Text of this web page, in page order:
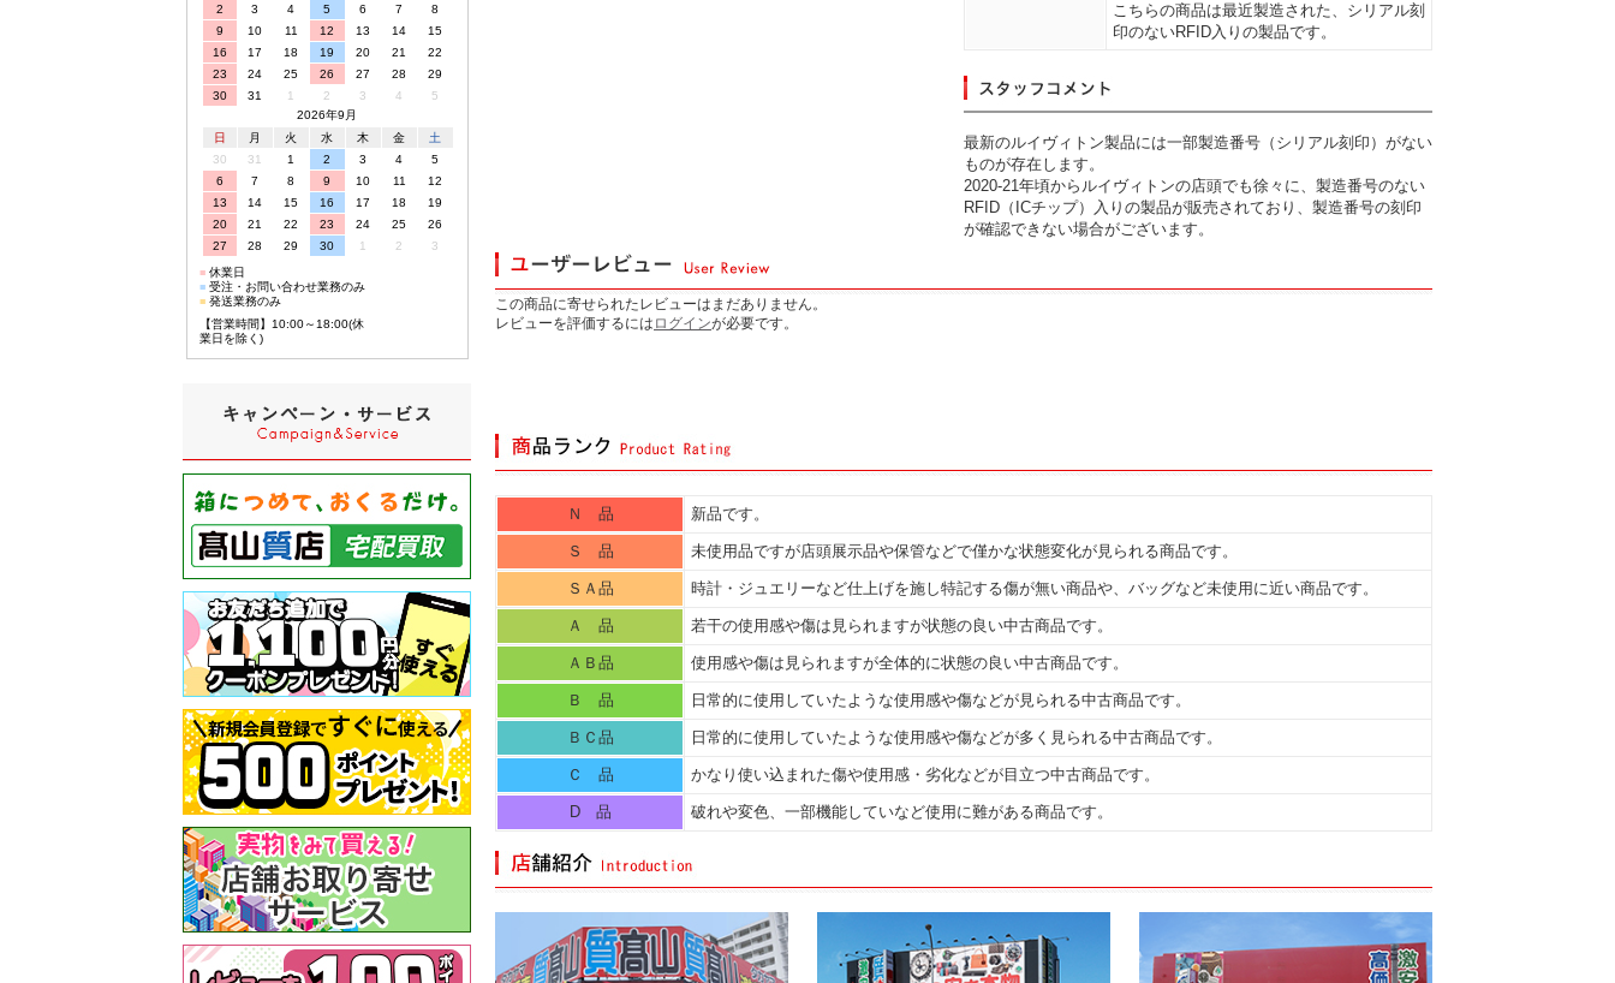
こちらの商品は最近製造された、シリアル刻
印のないRFID入りの製品です。
最新のルイヴィトン製品には一部製造番号（シリアル刻印）がない
ものが存在します。
2020-21年頃からルイヴィトンの店頭でも徐々に、製造番号のない
RFID（ICチップ）入りの製品が販売されており、製造番号の刻印
が確認できない場合がございます。
この商品に寄せられたレビューはまだありません。
レビューを評価するには ログインが必要です。
Ｎ 品 新品です。
Ｓ 品 未使用品ですが店頭展示品や保管などで僅かな状態変化が見られる商品です。
ＳＡ品 時計・ジュエリーなど仕上げを施し特記する傷が無い商品や、バッグなど未使用に近い商品です。
Ａ 品 若干の使用感や傷は見られますが状態の良い中古商品です。
ＡＢ品 使用感や傷は見られますが全体的に状態の良い中古商品です。
Ｂ 品 日常的に使用していたような使用感や傷などが見られる中古商品です。
ＢＣ品 日常的に使用していたような使用感や傷などが多く見られる中古商品です。
Ｃ 品 かなり使い込まれた傷や使用感・劣化などが目立つ中古商品です。
D 品 破れや変色、一部機能していなど使用に難がある商品です。
2
3 4 5 6 7
8
9
10 11 12 13 14
15
16
17 18 19 20 21
22
23
24 25 26 27 28
29
30
31 1 2 3 4
5
2026年9月
日
月 火 水 木 金
土
30
31 1 2 3 4
5
6
7 8 9 10 11
12
13
14 15 16 17 18
19
20
21 22 23 24 25
26
27
28 29 30 1 2
3
■休業日
■受注・お問い合わせ業務のみ
■発送業務のみ
【営業時間】10:00～18:00(休
業日を除く)